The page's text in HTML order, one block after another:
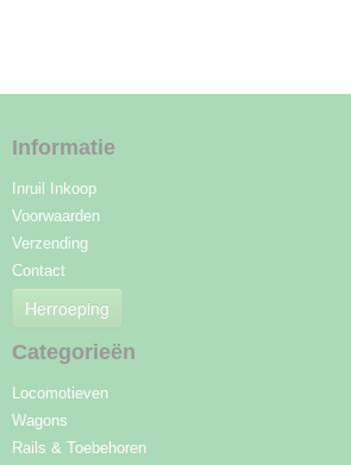
Informatie
Inruil Inkoop
Voorwaarden
Verzending
Contact
Herroeping
Categorieën
Locomotieven
Wagons
Rails & Toebehoren